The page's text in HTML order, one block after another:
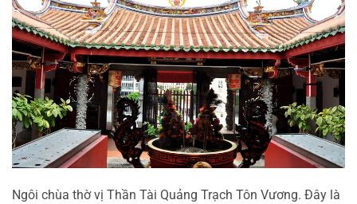
Ngôi chùa thờ vị Thần Tài Quảng Trạch Tôn Vương. Đây là